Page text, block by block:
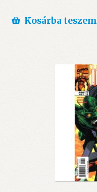
Kosárba teszem